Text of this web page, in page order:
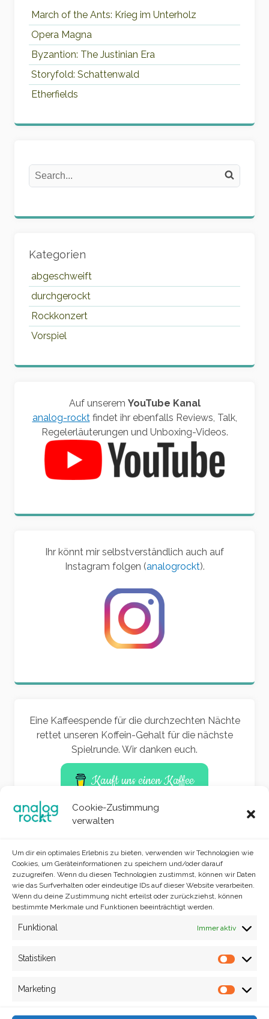
Cookie-Zustimmung
verwalten
Um dir ein optimales Erlebnis zu bieten, verwenden wir Technologien wie
Cookies, um Geräteinformationen zu speichern und/oder darauf
zuzugreifen. Wenn du diesen Technologien zustimmst, können wir Daten
wie das Surfverhalten oder eindeutige IDs auf dieser Website verarbeiten.
Wenn du deine Zustimmung nicht erteilst oder zurückziehst, können
bestimmte Merkmale und Funktionen beeinträchtigt werden.
Funktional Immer aktiv
Statistiken
Marketing
March of the Ants: Krieg im Unterholz
Opera Magna
Byzantion: The Justinian Era
Storyfold: Schattenwald
Etherfields
Search on the website
Search
Kategorien
abgeschweift
durchgerockt
Rockkonzert
Vorspiel
Auf unserem YouTube Kanal
analog-rocktfindet ihr ebenfalls Reviews, Talk,
Regelerläuterungen und Unboxing-Videos.
Ihr könnt mir selbstverständlich auch auf
Instagram folgen (analogrockt).
Eine Kaffeespende für die durchzechten Nächte
rettet unseren Koffein-Gehalt für die nächste
Spielrunde. Wir danken euch.
Kauft uns einen Kaffee
Impressum